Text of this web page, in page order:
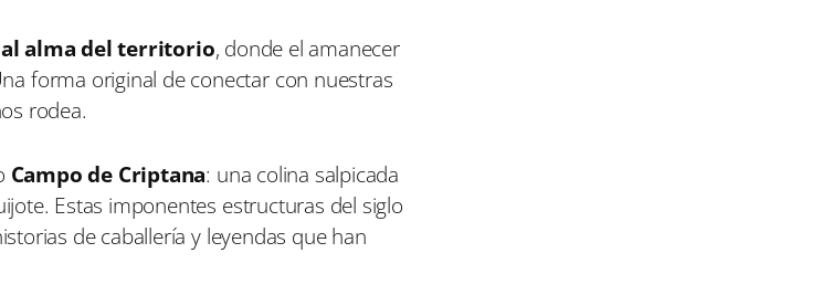
alma del territorio, donde el amanecer
forma original de conectar con nuestras
rodea.
Campo de Criptana: una colina salpicada
Estas imponentes estructuras del siglo
de caballería y leyendas que han